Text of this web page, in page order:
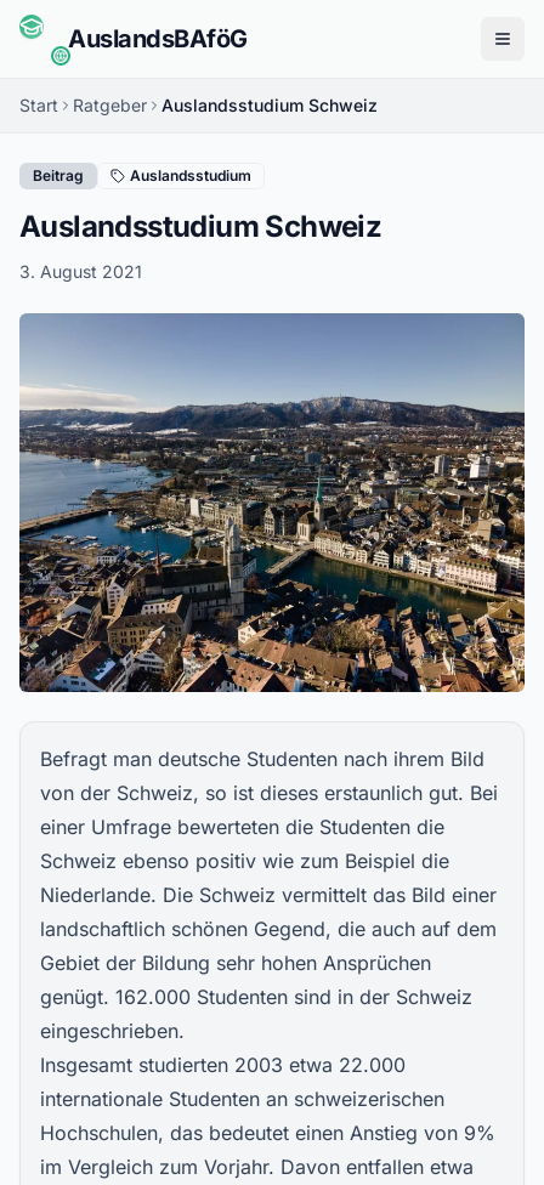
AuslandsBAföG
Start Ratgeber Auslandsstudium Schweiz
Beitrag Auslandsstudium
Auslandsstudium Schweiz
3. August 2021
Befragt man deutsche Studenten nach ihrem Bild
von der Schweiz, so ist dieses erstaunlich gut. Bei
einer Umfrage bewerteten die Studenten die
Schweiz ebenso positiv wie zum Beispiel die
Niederlande. Die Schweiz vermittelt das Bild einer
landschaftlich schönen Gegend, die auch auf dem
Gebiet der Bildung sehr hohen Ansprüchen
genügt. 162.000 Studenten sind in der Schweiz
eingeschrieben.
Insgesamt studierten 2003 etwa 22.000
internationale Studenten an schweizerischen
Hochschulen, das bedeutet einen Anstieg von 9%
im Vergleich zum Vorjahr. Davon entfallen etwa